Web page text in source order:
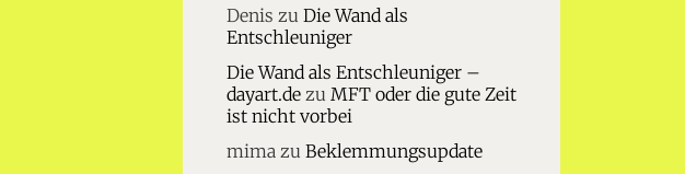
Denis zu Die Wand als
Entschleuniger
Die Wand als Entschleuniger –
dayart.dezu MFT oder die gute Zeit
ist nicht vorbei
mimazu Beklemmungsupdate